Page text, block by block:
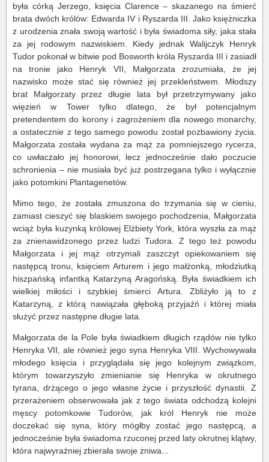
była córką Jerzego, księcia Clarence – skazanego na śmierć
brata dwóch królów: Edwarda IV i Ryszarda III. Jako księżniczka
z urodzenia znała swoją wartość i była świadoma siły, jaka stała
za jej rodowym nazwiskiem. Kiedy jednak Walijczyk Henryk
Tudor pokonał w bitwie pod Bosworth króla Ryszarda III i zasiadł
na tronie jako Henryk VII, Małgorzata zrozumiała, że jej
nazwisko może stać się również jej przekleństwem. Młodszy
brat Małgorzaty przez długie lata był przetrzymywany jako
więzień w Tower tylko dlatego, że był potencjalnym
pretendentem do korony i zagrożeniem dla nowego monarchy,
a ostatecznie z tego samego powodu został pozbawiony życia.
Małgorzata została wydana za mąż za pomniejszego rycerza,
co uwłaczało jej honorowi, lecz jednocześnie dało poczucie
schronienia – nie musiała być już postrzegana tylko i wyłącznie
jako potomkini Plantagenetów.
Mimo tego, że została zmuszona do trzymania się w cieniu,
zamiast cieszyć się blaskiem swojego pochodzenia, Małgorzata
wciąż była kuzynką królowej Elżbiety York, która wyszła za mąż
za znienawidzonego przez ludzi Tudora. Z tego też powodu
Małgorzata i jej mąż otrzymali zaszczyt opiekowaniem się
następcą tronu, księciem Arturem i jego małżonką, młodziutką
hiszpańską infantką Katarzyną Aragońską. Była świadkiem ich
wielkiej miłości i szybkiej śmierci Artura. Zbliżyło ją to z
Katarzyną, z którą nawiązała głęboką przyjaźń i której miała
służyć przez następne długie lata.
Małgorzata de la Pole była świadkiem długich rządów nie tylko
Henryka VII, ale również jego syna Henryka VIII. Wychowywała
młodego księcia i przyglądała się jego kolejnym związkom,
którym towarzyszyło zmienianie się Henryka w okrutnego
tyrana, drżącego o jego własne życie i przyszłość dynastii. Z
przerażeniem obserwowała jak z tego świata odchodzą kolejni
męscy potomkowie Tudorów, jak król Henryk nie może
doczekać się syna, który mógłby zostać jego następcą, a
jednocześnie była świadoma rzuconej przed laty okrutnej klątwy,
która najwyraźniej zbierała swoje żniwa...